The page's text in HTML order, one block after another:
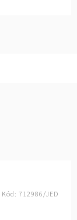
Kód: 712986/JED